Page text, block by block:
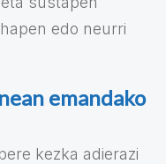
edo neurri
emandako
kezka adierazi